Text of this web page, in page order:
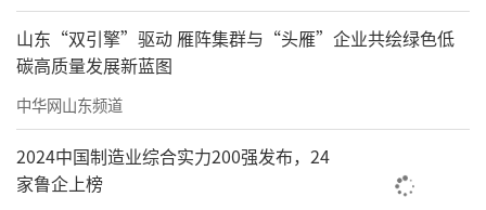
山东“双引擎”驱动 雁阵集群与“头雁”企业共绘绿色低
碳高质量发展新蓝图
中华网山东频道
2024中国制造业综合实力200强发布，24
家鲁企上榜